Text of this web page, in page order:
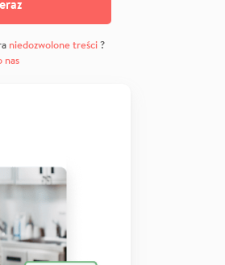
niedozwolone treści?
nas